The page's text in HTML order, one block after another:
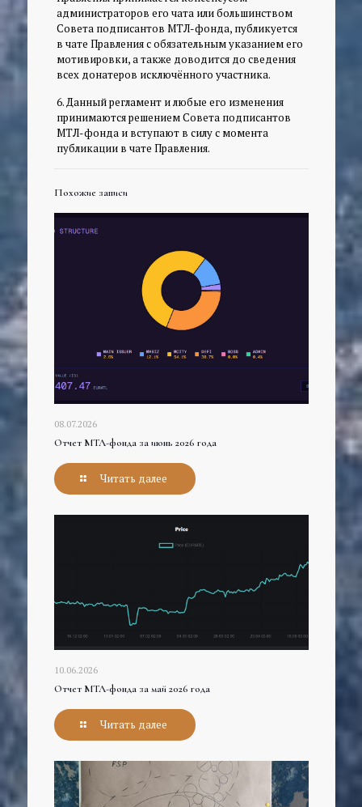
администраторов его чата или большинством
Совета подписантов МТЛ-фонда, публикуется
в чате Правления с обязательным указанием его
мотивировки, а также доводится до сведения
всех донатеров исключённого участника.
6. Данный регламент и любые его изменения
принимаются решением Совета подписантов
МТЛ-фонда и вступают в силу с момента
публикации в чате Правления.
Похожие записи
08.07.2026
Отчет МТЛ-фонда за июнь 2026 года
Читать далее
10.06.2026
Отчет МТЛ-фонда за май 2026 года
Читать далее